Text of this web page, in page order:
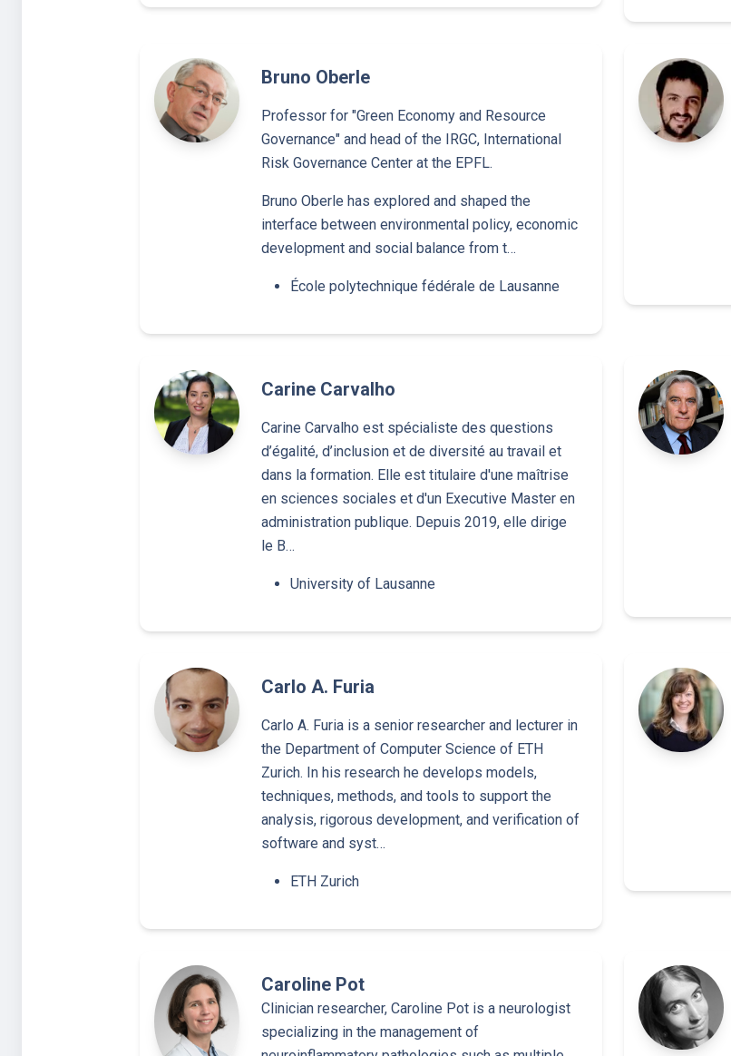
Bruno Oberle
Professor for "Green Economy and Resource
Governance" and head of the IRGC, International
Risk Governance Center at the EPFL.
Bruno Oberle has explored and shaped the
interface between environmental policy, economic
development and social balance from t…
École polytechnique fédérale de Lausanne
Carine Carvalho
Carine Carvalho est spécialiste des questions
d’égalité, d’inclusion et de diversité au travail et
dans la formation. Elle est titulaire d'une maîtrise
en sciences sociales et d'un Executive Master en
administration publique. Depuis 2019, elle dirige
le B…
University of Lausanne
Carlo A. Furia
Carlo A. Furia is a senior researcher and lecturer in
the Department of Computer Science of ETH
Zurich. In his research he develops models,
techniques, methods, and tools to support the
analysis, rigorous development, and verification of
software and syst…
ETH Zurich
Caroline Pot
Clinician researcher, Caroline Pot is a neurologist
specializing in the management of